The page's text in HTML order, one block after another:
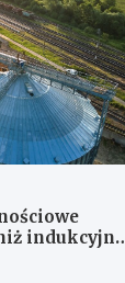
indukcyjne